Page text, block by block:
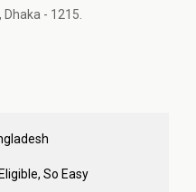
- 1215.
So Easy